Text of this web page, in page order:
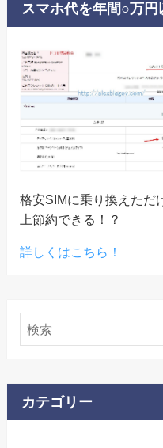
スマホ代を年間○万円
格安SIMに乗り換えただ
上節約できる！？
詳しくはこちら！
カテゴリー